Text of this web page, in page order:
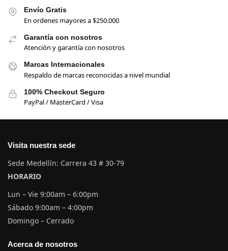
Envío Gratis
En ordenes mayores a $250.000
Garantía con nosotros
Atención y garantía con nosotros
Marcas Internacionales
Respaldo de marcas reconocidas a nivel mundial
100% Checkout Seguro
PayPal / MasterCard / Visa
Visita nuestra sede
Sede Medellín: Carrera 43 # 30-79
HORARIO
Lun – Vie 9:00am – 6:00pm
Sábado 9:00am – 4:00pm
Domingo – Cerrado
Acerca de nosotros